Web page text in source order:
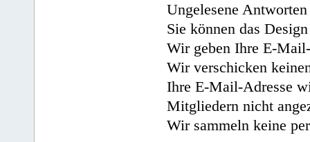
Ungelesene
Sie können das
Wir geben Ihre E-
Wir verschicken
Ihre E-Mail-Adresse
Mitgliedern nicht
Wir sammeln keine